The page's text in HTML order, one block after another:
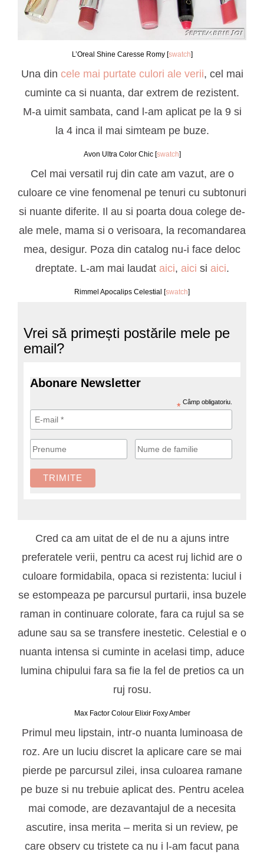
L’Oreal Shine Caresse Romy [swatch]
Una din cele mai purtate culori ale verii, cel mai
cuminte ca si nuanta, dar extrem de rezistent.
M-a uimit sambata, cand l-am aplicat pe la 9 si
la 4 inca il mai simteam pe buze.
Avon Ultra Color Chic [swatch]
Cel mai versatil ruj din cate am vazut, are o
culoare ce vine fenomenal pe tenuri cu subtonuri
si nuante diferite. Il au si poarta doua colege de-
ale mele, mama si o verisoara, la recomandarea
mea, desigur. Poza din catalog nu-i face deloc
dreptate. L-am mai laudat aici, aici si aici.
Rimmel Apocalips Celestial [swatch]
Vrei să primești postările mele pe
email?
Abonare Newsletter
* Câmp obligatoriu.
Cred ca am uitat de el de nu a ajuns intre
preferatele verii, pentru ca acest ruj lichid are o
culoare formidabila, opaca si rezistenta: luciul i
se estompeaza pe parcursul purtarii, insa buzele
raman in continuare colorate, fara ca rujul sa se
adune sau sa se transfere inestetic. Celestial e o
nuanta intensa si cuminte in acelasi timp, aduce
lumina chipului fara sa fie la fel de pretios ca un
ruj rosu.
Max Factor Colour Elixir Foxy Amber
Primul meu lipstain, intr-o nuanta luminoasa de
roz. Are un luciu discret la aplicare care se mai
pierde pe parcursul zilei, insa culoarea ramane
pe buze si nu trebuie aplicat des. Pentru acelea
mai comode, are dezavantajul de a necesita
ascutire, insa merita – merita si un review, pe
care observ cu tristete ca nu i l-am facut pana